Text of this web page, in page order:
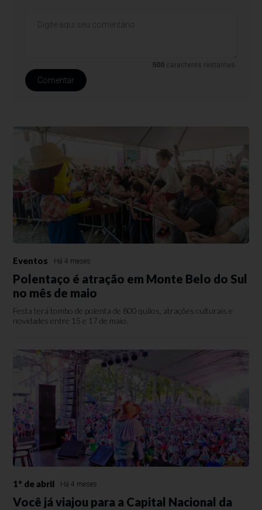
500 caracteres restantes.
Comentar
Eventos Há 4 meses
Polentaço é atração em Monte Belo do Sul
no mês de maio
Festa terá tombo de polenta de 800 quilos, atrações culturais e
novidades entre 15 e 17 de maio.
1º de abril Há 4 meses
Você já viajou para a Capital Nacional da